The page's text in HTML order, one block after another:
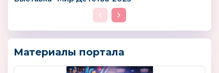
Материалы портала